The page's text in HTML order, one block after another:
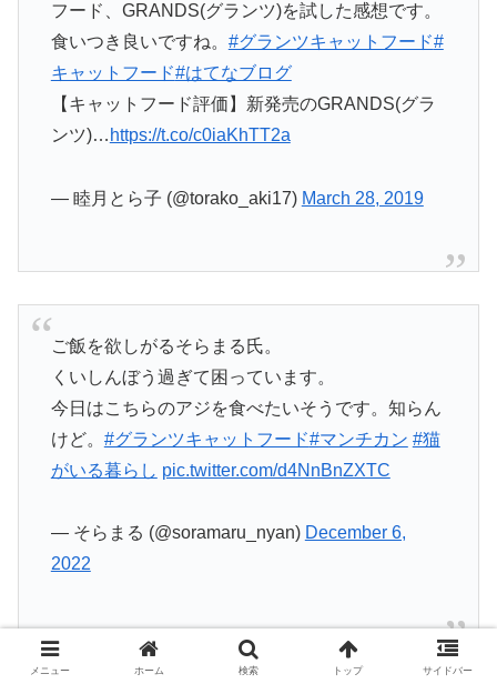
フード、GRANDS(グランツ)を試した感想です。
食いつき良いですね。 #グランツキャットフード#
キャットフード#はてなブログ
【キャットフード評価】新発売のGRANDS(グラ
ンツ)… https://t.co/c0iaKhTT2a
— 睦月とら子 (@torako_aki17) March 28, 2019
ご飯を欲しがるそらまる氏。
くいしんぼう過ぎて困っています。
今日はこちらのアジを食べたいそうです。知らん
けど。 #グランツキャットフード#マンチカン #猫
がいる暮らし pic.twitter.com/d4NnBnZXTC
— そらまる (@soramaru_nyan) December 6,
2022
メニュー ホーム 検索 トップ サイドバー